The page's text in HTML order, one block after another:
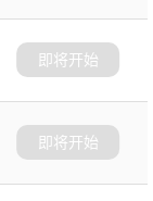
即将开始
即将开始